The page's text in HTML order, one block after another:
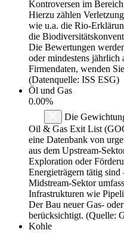
Kontroversen im
Hierzu zählen
wie u.a. die Rio-
die
Die Bewertungen
oder mindestens
Firmendaten, wenden
(Datenquelle: ISS ESG)
Öl und Gas
0.00%
Die
Oil & Gas Exit List
eine Datenbank von
aus dem Upstream-
Exploration oder
Energieträgern tätig sind
Midstream-Sektor
Infrastrukturen wie
Der Bau neuer Gas-
berücksichtigt. (Quelle:
Kohle